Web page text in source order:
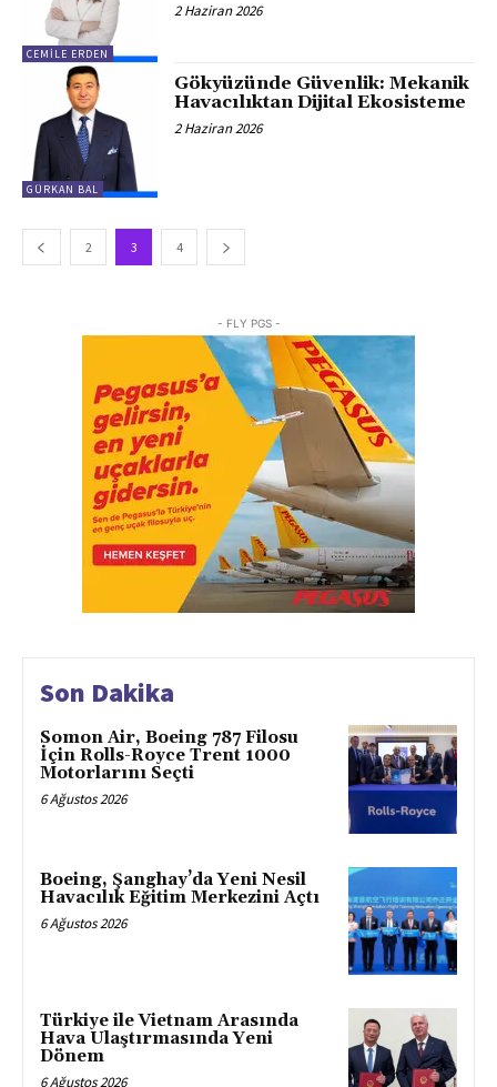
CEMILE ERDEN
2 Haziran 2026
GÜRKAN BAL
Gökyüzünde Güvenlik: Mekanik
Havacılıktan Dijital Ekosisteme
2 Haziran 2026
2 3 4
- FLY PGS -
Son Dakika
Somon Air, Boeing 787 Filosu
İçin Rolls-Royce Trent 1000
Motorlarını Seçti
6 Ağustos 2026
Boeing, Şanghay’da Yeni Nesil
Havacılık Eğitim Merkezini Açtı
6 Ağustos 2026
Türkiye ile Vietnam Arasında
Hava Ulaştırmasında Yeni
Dönem
6 Ağustos 2026